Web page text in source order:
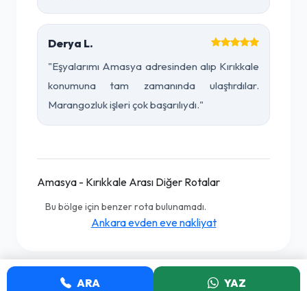
Derya L.
"Eşyalarımı Amasya adresinden alıp Kırıkkale
konumuna tam zamanında ulaştırdılar.
Marangozluk işleri çok başarılıydı."
Amasya - Kırıkkale Arası Diğer Rotalar
Bu bölge için benzer rota bulunamadı.
Ankara evden eve nakliyat
ARA YAZ